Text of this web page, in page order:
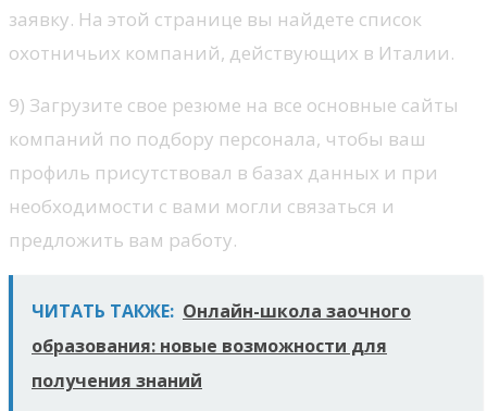
заявку. На этой странице вы найдете список
охотничьих компаний, действующих в Италии.
9) Загрузите свое резюме на все основные сайты
компаний по подбору персонала, чтобы ваш
профиль присутствовал в базах данных и при
необходимости с вами могли связаться и
предложить вам работу.
ЧИТАТЬ ТАКЖЕ: Онлайн-школа заочного
образования: новые возможности для
получения знаний